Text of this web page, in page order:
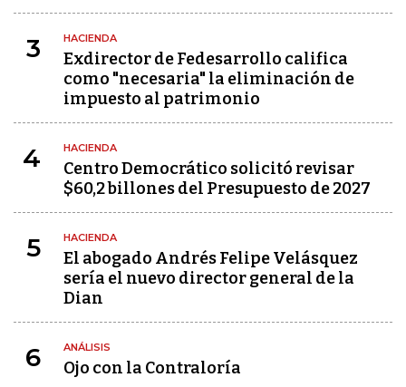
3 HACIENDA
Exdirector de Fedesarrollo califica
como "necesaria" la eliminación de
impuesto al patrimonio
4 HACIENDA
Centro Democrático solicitó revisar
$60,2 billones del Presupuesto de 2027
5 HACIENDA
El abogado Andrés Felipe Velásquez
sería el nuevo director general de la
Dian
6 ANÁLISIS
Ojo con la Contraloría